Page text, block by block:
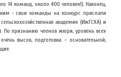
14 команд, около 400 человек!). Наконец,
- свои команды на конкурс прислали
академия (ИжГСХА) и
По признанию членов жюри, уровень всех
высок, подготовка – основательной,